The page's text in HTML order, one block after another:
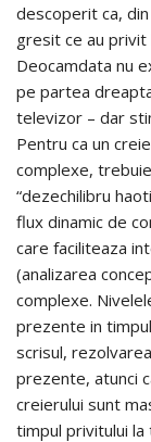
descoperit ca,
gresit ce au privit
Deocamdata nu
pe partea
televizor – dar
Pentru ca un
complexe,
“dezechilibru
flux dinamic de
care faciliteaza
(analizarea
complexe.
prezente in
scrisul,
prezente, atunci
creierului sunt
timpul privitului